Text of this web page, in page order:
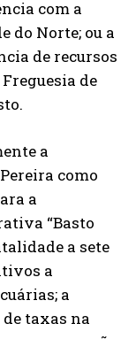
com a
do Norte; ou a
de recursos
de
a
como
a
“Basto
a sete
a
a
taxas na